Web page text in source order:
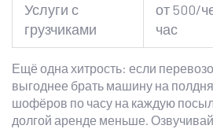
Услуги с
грузчиками
от 500/
час
Ещё одна хитрость: если
выгоднее брать машину на
шофёров по часу на каждую
долгой аренде меньше.